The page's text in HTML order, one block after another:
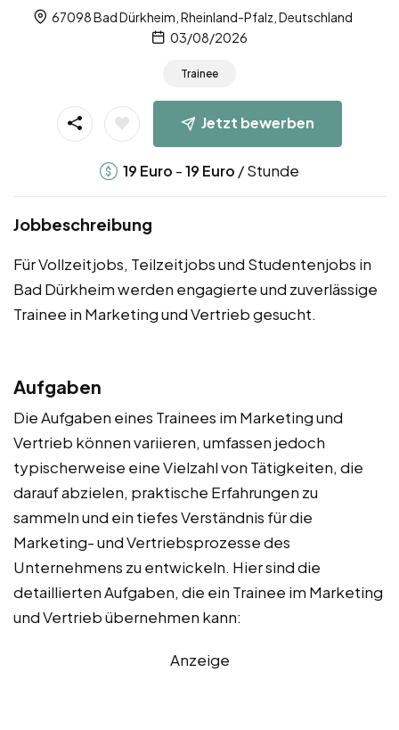
67098 Bad Dürkheim, Rheinland-Pfalz, Deutschland
03/08/2026
Trainee
Jetzt bewerben
19 Euro -19 Euro / Stunde
Jobbeschreibung
Für Vollzeitjobs, Teilzeitjobs und Studentenjobs in
Bad Dürkheim werden engagierte und zuverlässige
Trainee in Marketing und Vertrieb gesucht.
Aufgaben
Die Aufgaben eines Trainees im Marketing und
Vertrieb können variieren, umfassen jedoch
typischerweise eine Vielzahl von Tätigkeiten, die
darauf abzielen, praktische Erfahrungen zu
sammeln und ein tiefes Verständnis für die
Marketing- und Vertriebsprozesse des
Unternehmens zu entwickeln. Hier sind die
detaillierten Aufgaben, die ein Trainee im Marketing
und Vertrieb übernehmen kann:
Anzeige